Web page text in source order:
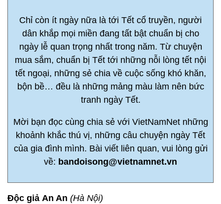
Chỉ còn ít ngày nữa là tới Tết cổ truyền, người
dân khắp mọi miền đang tất bật chuẩn bị cho
ngày lễ quan trọng nhất trong năm. Từ chuyện
mua sắm, chuẩn bị Tết tới những nỗi lòng tết nội
tết ngoại, những sẻ chia về cuộc sống khó khăn,
bộn bề… đều là những mảng màu làm nên bức
tranh ngày Tết.
Mời bạn đọc cùng chia sẻ với VietNamNet những
khoảnh khắc thú vị, những câu chuyện ngày Tết
của gia đình mình. Bài viết liên quan, vui lòng gửi
về: bandoisong@vietnamnet.vn
Độc giả An An (Hà Nội)